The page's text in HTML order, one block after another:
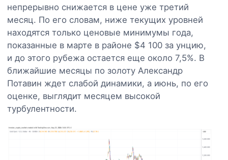
непрерывно снижается в цене уже третий
месяц. По его словам, ниже текущих уровней
находятся только ценовые минимумы года,
показанные в марте в районе $4 100 за унцию,
и до этого рубежа остается еще около 7,5%. В
ближайшие месяцы по золоту Александр
Потавин ждет слабой динамики, а июнь, по его
оценке, выглядит месяцем высокой
турбулентности.